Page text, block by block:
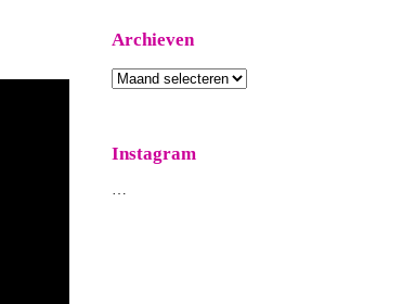
Archieven
Archieven
Instagram
…